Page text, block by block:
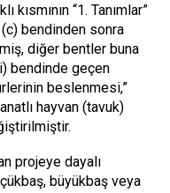
kısmının “1. Tanımlar”
(c) bendinden sonra
diğer bentler buna
bendinde geçen
beslenmesi,”
hayvan (tavuk)
projeye dayalı
büyükbaş veya